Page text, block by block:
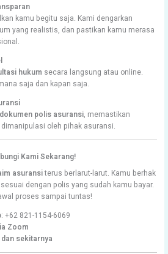
kamu begitu saja. Kami dengarkan
yang realistis, dan pastikan kamu merasa
hukum secara langsung atau online.
saja dan kapan saja.
dokumen polis asuransi, memastikan
oleh pihak asuransi.
Kami Sekarang!
asuransiterus berlarut-larut. Kamu berhak
dengan polis yang sudah kamu bayar.
proses sampai tuntas!
: +62 821-1154-6069
Zoom
sekitarnya